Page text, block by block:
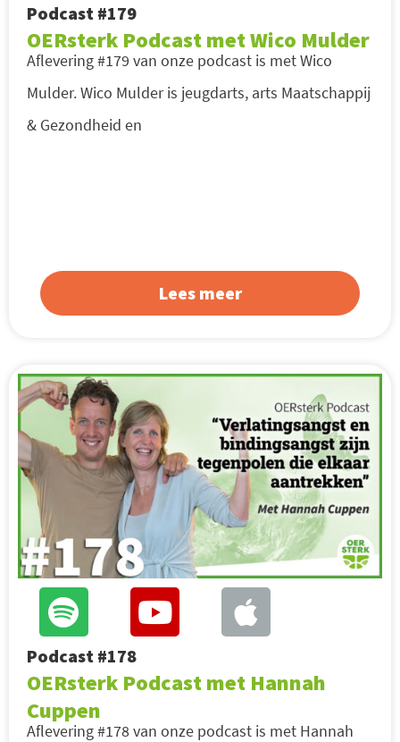
Podcast #179
OERsterk Podcast met Wico Mulder
Aflevering #179 van onze podcast is met Wico
Mulder. Wico Mulder is jeugdarts, arts Maatschappij
& Gezondheid en
Lees meer
Podcast #178
OERsterk Podcast met Hannah
Cuppen
Aflevering #178 van onze podcast is met Hannah